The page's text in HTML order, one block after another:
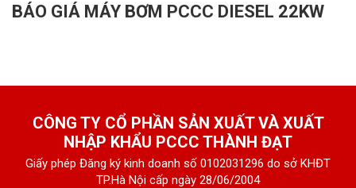
BÁO GIÁ MÁY BƠM PCCC DIESEL 22KW
CÔNG TY CỔ PHẦN SẢN XUẤT VÀ XUẤT
NHẬP KHẨU PCCC THÀNH ĐẠT
Giấy phép Đăng ký kinh doanh số 0102031296 do sở KHĐT
TP.Hà Nội cấp ngày 28/06/2004